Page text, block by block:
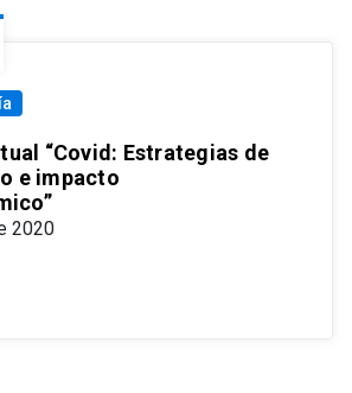
“Covid: Estrategias de
e impacto
2020